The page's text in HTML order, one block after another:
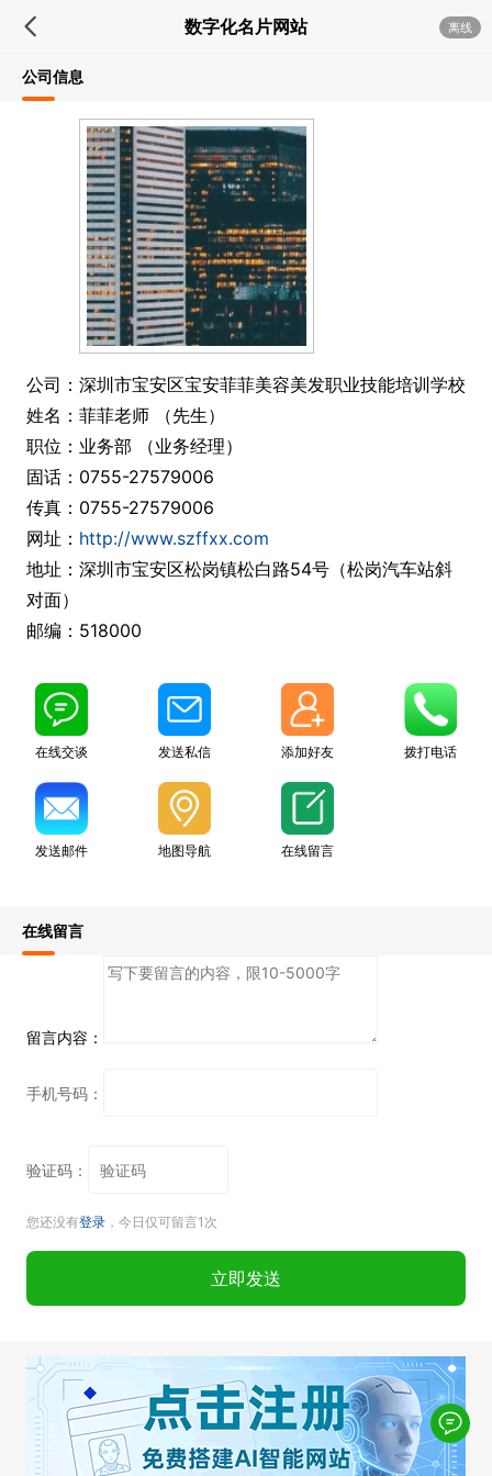
数字化名片网站 离线
公司信息
公司：深圳市宝安区宝安菲菲美容美发职业技能培训学校
姓名：菲菲老师 （先生）
职位：业务部 （业务经理）
固话：0755-27579006
传真：0755-27579006
网址： http://www.szffxx.com
地址：深圳市宝安区松岗镇松白路54号（松岗汽车站斜
对面）
邮编：518000
在线交谈 发送私信 添加好友 拨打电话
发送邮件 地图导航 在线留言
在线留言
留言内容：
手机号码：
验证码：
您还没有登录 ，今日仅可留言1次